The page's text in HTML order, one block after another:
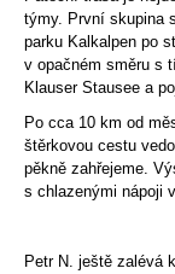
týmy. První skupina
parku Kalkalpen po
v opačném směru s
Klauser Stausee a
Po cca 10 km od
štěrkovou cestu
pěkně zahřejeme.
s chlazenými nápoji
Petr N. ještě zalévá